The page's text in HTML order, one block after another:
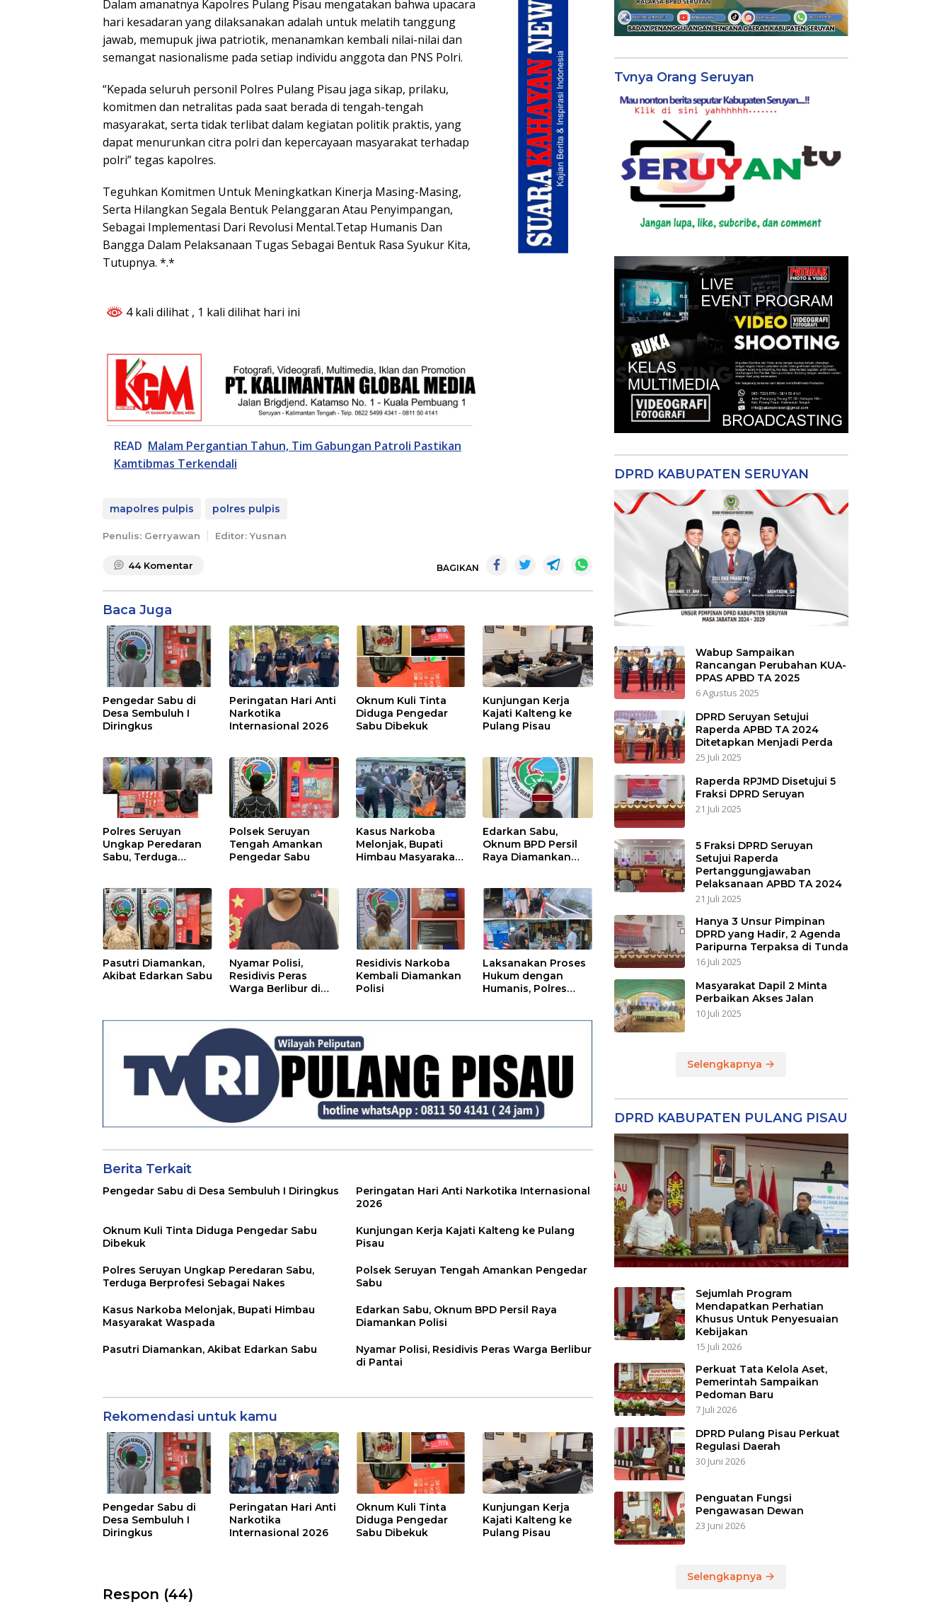
Dalam amanatnya Kapolres Pulang Pisau mengatakan bahwa upacara
hari kesadaran yang dilaksanakan adalah untuk melatih tanggung
jawab, memupuk jiwa patriotik, menanamkan kembali nilai-nilai dan
semangat nasionalisme pada setiap individu anggota dan PNS Polri.
“Kepada seluruh personil Polres Pulang Pisau jaga sikap, prilaku,
komitmen dan netralitas pada saat berada di tengah-tengah
masyarakat, serta tidak terlibat dalam kegiatan politik praktis, yang
dapat menurunkan citra polri dan kepercayaan masyarakat terhadap
polri” tegas kapolres.
Teguhkan Komitmen Untuk Meningkatkan Kinerja Masing-Masing,
Serta Hilangkan Segala Bentuk Pelanggaran Atau Penyimpangan,
Sebagai Implementasi Dari Revolusi Mental.Tetap Humanis Dan
Bangga Dalam Pelaksanaan Tugas Sebagai Bentuk Rasa Syukur Kita,
Tutupnya. *.*
4 kali dilihat , 1 kali dilihat hari ini
READ Malam Pergantian Tahun, Tim Gabungan Patroli Pastikan
Kamtibmas Terkendali
mapolres pulpis polres pulpis
Penulis: Gerryawan Editor: Yusnan
44 Komentar BAGIKAN
Baca Juga
Pengedar Sabu di
Desa Sembuluh I
Diringkus
Peringatan Hari Anti
Narkotika
Internasional 2026
Oknum Kuli Tinta
Diduga Pengedar
Sabu Dibekuk
Kunjungan Kerja
Kajati Kalteng ke
Pulang Pisau
Polres Seruyan
Ungkap Peredaran
Sabu, Terduga
Polsek Seruyan
Tengah Amankan
Pengedar Sabu
Kasus Narkoba
Melonjak, Bupati
Himbau Masyarakat
Edarkan Sabu,
Oknum BPD Persil
Raya Diamankan
Pasutri Diamankan,
Akibat Edarkan Sabu
Nyamar Polisi,
Residivis Peras
Warga Berlibur di
Residivis Narkoba
Kembali Diamankan
Polisi
Laksanakan Proses
Hukum dengan
Humanis, Polres
Berita Terkait
Pengedar Sabu di Desa Sembuluh I Diringkus
Peringatan Hari Anti Narkotika Internasional
2026
Oknum Kuli Tinta Diduga Pengedar Sabu
Dibekuk
Kunjungan Kerja Kajati Kalteng ke Pulang
Pisau
Polres Seruyan Ungkap Peredaran Sabu,
Terduga Berprofesi Sebagai Nakes
Polsek Seruyan Tengah Amankan Pengedar
Sabu
Kasus Narkoba Melonjak, Bupati Himbau
Masyarakat Waspada
Edarkan Sabu, Oknum BPD Persil Raya
Diamankan Polisi
Pasutri Diamankan, Akibat Edarkan Sabu
Nyamar Polisi, Residivis Peras Warga Berlibur
di Pantai
Rekomendasi untuk kamu
Pengedar Sabu di
Desa Sembuluh I
Diringkus
Peringatan Hari Anti
Narkotika
Internasional 2026
Oknum Kuli Tinta
Diduga Pengedar
Sabu Dibekuk
Kunjungan Kerja
Kajati Kalteng ke
Pulang Pisau
Respon (44)
Tvnya Orang Seruyan
DPRD KABUPATEN SERUYAN
Wabup Sampaikan
Rancangan Perubahan KUA-
PPAS APBD TA 2025
6 Agustus 2025
DPRD Seruyan Setujui
Raperda APBD TA 2024
Ditetapkan Menjadi Perda
25 Juli 2025
Raperda RPJMD Disetujui 5
Fraksi DPRD Seruyan
21 Juli 2025
5 Fraksi DPRD Seruyan
Setujui Raperda
Pertanggungjawaban
Pelaksanaan APBD TA 2024
21 Juli 2025
Hanya 3 Unsur Pimpinan
DPRD yang Hadir, 2 Agenda
Paripurna Terpaksa di Tunda
16 Juli 2025
Masyarakat Dapil 2 Minta
Perbaikan Akses Jalan
10 Juli 2025
Selengkapnya
DPRD KABUPATEN PULANG PISAU
Sejumlah Program
Mendapatkan Perhatian
Khusus Untuk Penyesuaian
Kebijakan
15 Juli 2026
Perkuat Tata Kelola Aset,
Pemerintah Sampaikan
Pedoman Baru
7 Juli 2026
DPRD Pulang Pisau Perkuat
Regulasi Daerah
30 Juni 2026
Penguatan Fungsi
Pengawasan Dewan
23 Juni 2026
Selengkapnya